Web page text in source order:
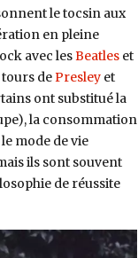
le tocsin aux
en pleine
avec lesBeatleset
dePresleyet
ont substitué la
la consommation
mode de vie
ils sont souvent
de réussite